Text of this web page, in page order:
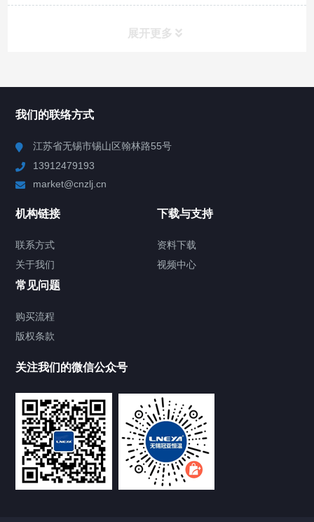
展开更多
Chiller高精度制冷循环器
TCU温度控制单元
Chiller气体控温系统
Chamber试验箱
FREEZER低温箱
VOCs冷凝回收装置
我们的联络方式
江苏省无锡市锡山区翰林路55号
13912479193
market@cnzlj.cn
机构链接
联系方式
关于我们
下载与支持
资料下载
视频中心
常见问题
购买流程
版权条款
关注我们的微信公众号